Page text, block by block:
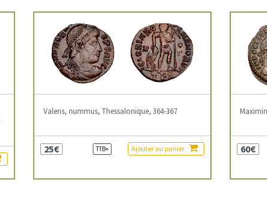
Valens, nummus, Thessalonique, 364-367
25€ TTB+ Ajouter au panier 60€